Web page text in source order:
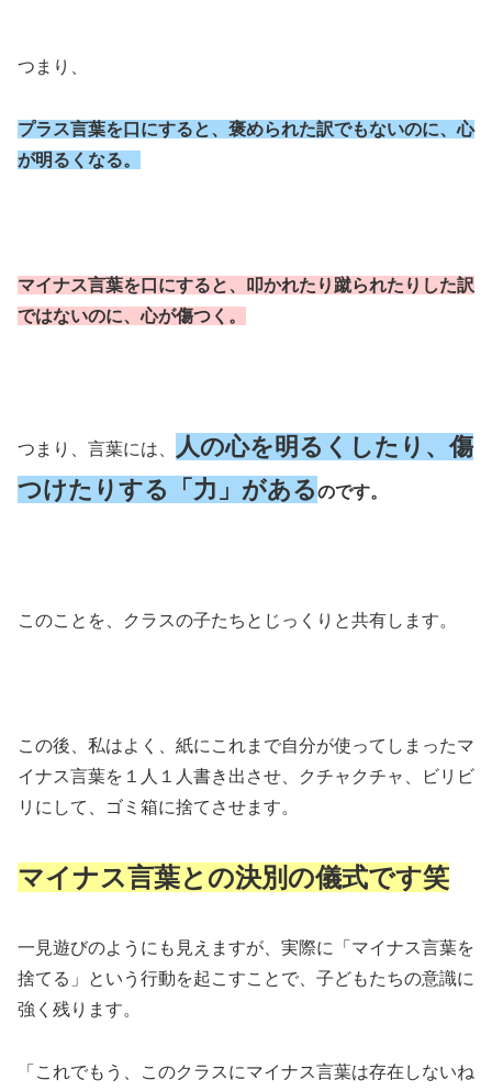
つまり、
プラス言葉を口にすると、褒められた訳でもないのに、心
が明るくなる。
マイナス言葉を口にすると、叩かれたり蹴られたりした訳
ではないのに、心が傷つく。
つまり、言葉には、
人の心を明るくしたり、傷
つけたりする「力」があるのです。
このことを、クラスの子たちとじっくりと共有します。
この後、私はよく、紙にこれまで自分が使ってしまったマ
イナス言葉を１人１人書き出させ、クチャクチャ、ビリビ
リにして、ゴミ箱に捨てさせます。
マイナス言葉との決別の儀式です笑
一見遊びのようにも見えますが、実際に「マイナス言葉を
捨てる」という行動を起こすことで、子どもたちの意識に
強く残ります。
「これでもう、このクラスにマイナス言葉は存在しないね